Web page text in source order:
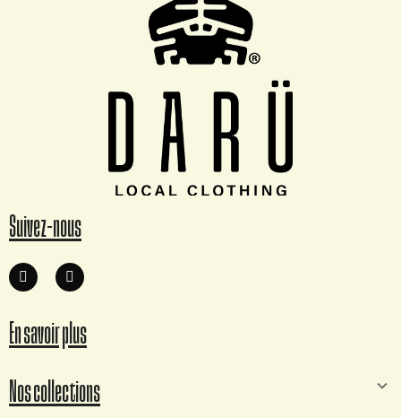
Suivez-nous
En savoir plus
Nos collections